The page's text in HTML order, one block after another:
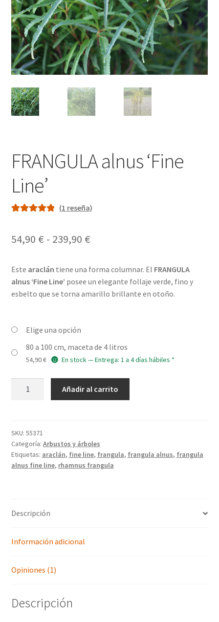
FRANGULA alnus ‘Fine
Line’
base a
un cliente
(1 reseña)
54,90 € - 239,90 €Rango
precios:
desde
239,90 €
Este araclán tiene una forma columnar. El FRANGULA
alnus ‘Fine Line’ posee un elegante follaje verde, fino y
esbelto que se torna amarillo brillante en otoño.
Elige una opción
80 a 100 cm, maceta de 4 litros
54,90€ En stock — Entrega: 1 a 4 días hábiles *
cantidad
Añadir al carrito
SKU: 55371
Categoría: Arbustos y árboles
Etiquetas: araclán, fine line, frangula, frangula alnus, frangula
alnus fine line, rhamnus frangula
Descripción
Información adicional
Opiniones (1)
Descripción